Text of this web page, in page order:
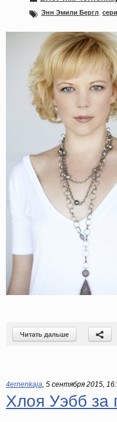
Энн Эмили Бергл
Читать дальше
4ernenkaja, 5 сентября 2015,
Хлоя Уэбб за